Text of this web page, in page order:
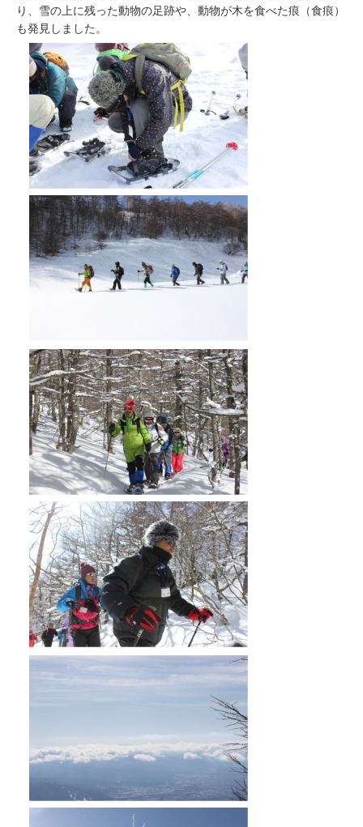
り、雪の上に残った動物の足跡や、動物が木を食べた痕（食痕）
も発見しました。